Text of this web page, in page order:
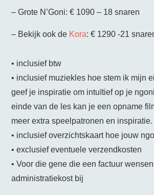
– Grote N’Goni: € 1090 – 18 snaren
– Bekijk ook de Kora: € 1290 -21
• inclusief btw
• inclusief muziekles hoe stem ik mijn
geef je inspiratie om intuïtief op je
einde van de les kan je een opname
meer extra speelpatronen en inspiratie.
• inclusief overzichtskaart hoe jouw
• exclusief eventuele verzendkosten
• Voor die gene die een factuur
administratiekost bij